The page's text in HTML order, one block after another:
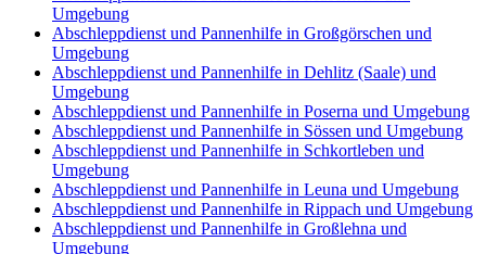
Umgebung
Abschleppdienst und Pannenhilfe in Großgörschen und
Umgebung
Abschleppdienst und Pannenhilfe in Dehlitz (Saale) und
Umgebung
Abschleppdienst und Pannenhilfe in Poserna und Umgebung
Abschleppdienst und Pannenhilfe in Sössen und Umgebung
Abschleppdienst und Pannenhilfe in Schkortleben und
Umgebung
Abschleppdienst und Pannenhilfe in Leuna und Umgebung
Abschleppdienst und Pannenhilfe in Rippach und Umgebung
Abschleppdienst und Pannenhilfe in Großlehna und
Umgebung